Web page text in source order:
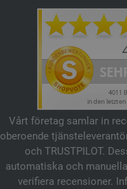
Vårt företag samlar in
oberoende
och TRUSTPILOT.
automatiska och
verifiera recensioner.